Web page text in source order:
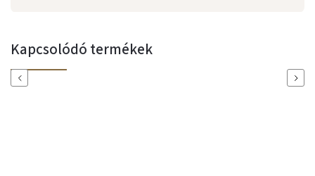
Kapcsolódó termékek
Previous Next